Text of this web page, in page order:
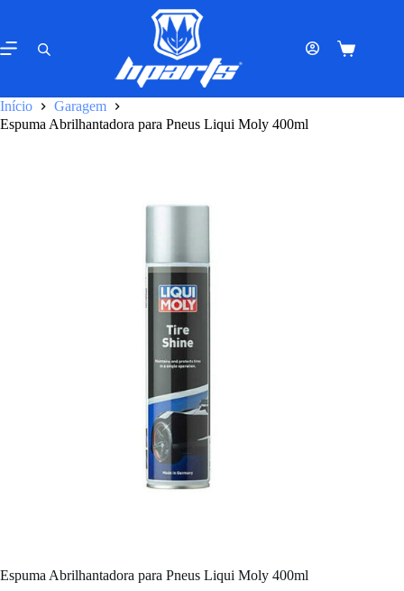
o
conteúdo
Carrinho
Início
Garagem
Espuma Abrilhantadora para Pneus Liqui Moly 400ml
Espuma Abrilhantadora para Pneus Liqui Moly 400ml